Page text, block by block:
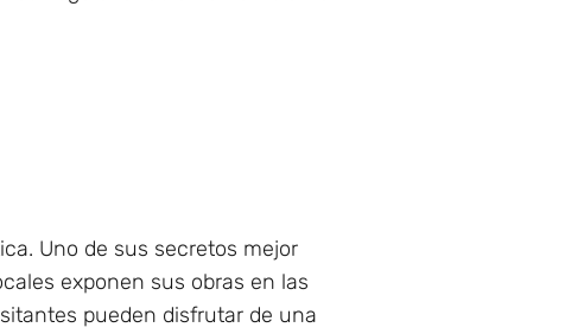
Uno de sus secretos mejor
exponen sus obras en las
pueden disfrutar de una